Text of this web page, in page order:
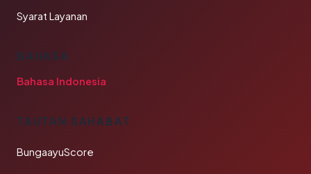
Syarat Layanan
BAHASA
Bahasa Indonesia
TAUTAN SAHABAT
BungaayuScore